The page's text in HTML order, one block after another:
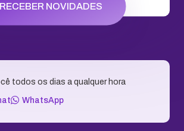
RECEBER NOVIDADES
todos os dias a qualquer hora
WhatsApp